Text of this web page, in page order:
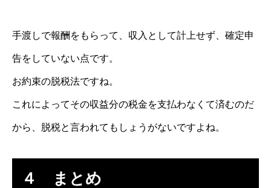
手渡しで報酬をもらって、収入として計上せず、確定申
告をしていない点です。
お約束の脱税法ですね。
これによってその収益分の税金を支払わなくて済むのだ
から、脱税と言われてもしょうがないですよね。
４ まとめ